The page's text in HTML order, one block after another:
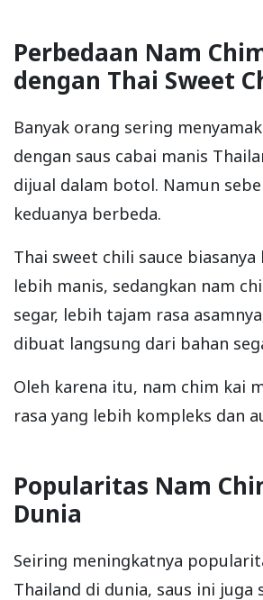
Perbedaan Nam
dengan Thai Sweet
Banyak orang sering
dengan saus cabai manis
dijual dalam botol. Namun
keduanya berbeda.
Thai sweet chili sauce
lebih manis, sedangkan nam
segar, lebih tajam rasa
dibuat langsung dari bahan
Oleh karena itu, nam chim kai
rasa yang lebih kompleks dan
Popularitas Nam
Dunia
Seiring meningkatnya
Thailand di dunia, saus ini juga